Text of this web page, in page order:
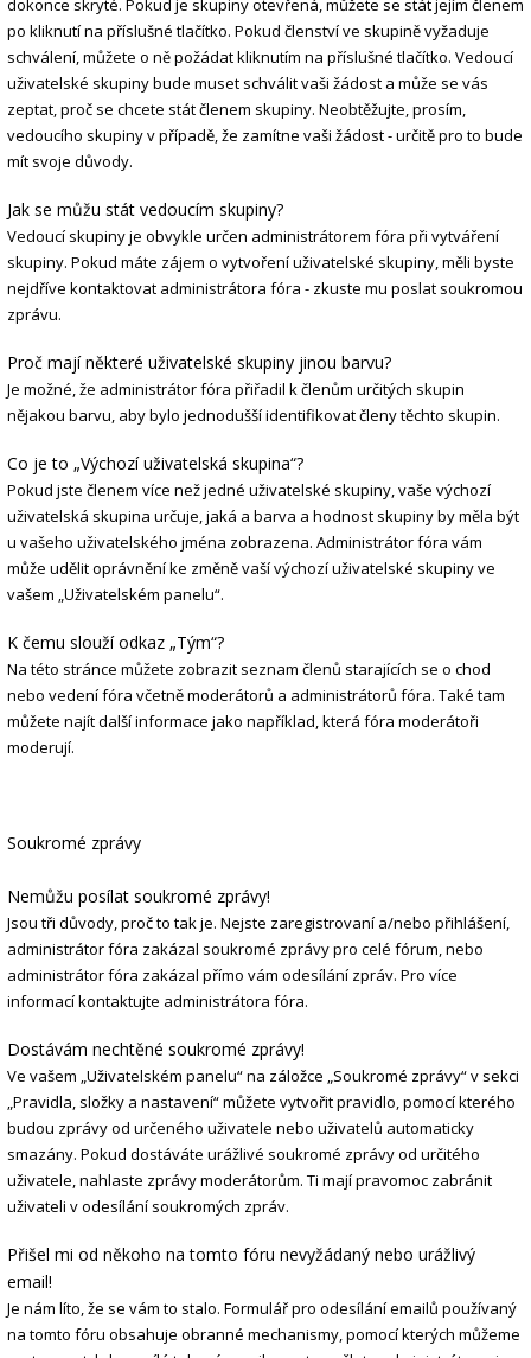
dokonce skryté. Pokud je skupiny otevřená, můžete se stát jejím členem
po kliknutí na příslušné tlačítko. Pokud členství ve skupině vyžaduje
schválení, můžete o ně požádat kliknutím na příslušné tlačítko. Vedoucí
uživatelské skupiny bude muset schválit vaši žádost a může se vás
zeptat, proč se chcete stát členem skupiny. Neobtěžujte, prosím,
vedoucího skupiny v případě, že zamítne vaši žádost - určitě pro to bude
mít svoje důvody.
Jak se můžu stát vedoucím skupiny?
Vedoucí skupiny je obvykle určen administrátorem fóra při vytváření
skupiny. Pokud máte zájem o vytvoření uživatelské skupiny, měli byste
nejdříve kontaktovat administrátora fóra - zkuste mu poslat soukromou
zprávu.
Proč mají některé uživatelské skupiny jinou barvu?
Je možné, že administrátor fóra přiřadil k členům určitých skupin
nějakou barvu, aby bylo jednodušší identifikovat členy těchto skupin.
Co je to „Výchozí uživatelská skupina“?
Pokud jste členem více než jedné uživatelské skupiny, vaše výchozí
uživatelská skupina určuje, jaká a barva a hodnost skupiny by měla být
u vašeho uživatelského jména zobrazena. Administrátor fóra vám
může udělit oprávnění ke změně vaší výchozí uživatelské skupiny ve
vašem „Uživatelském panelu“.
K čemu slouží odkaz „Tým“?
Na této stránce můžete zobrazit seznam členů starajících se o chod
nebo vedení fóra včetně moderátorů a administrátorů fóra. Také tam
můžete najít další informace jako například, která fóra moderátoři
moderují.
Soukromé zprávy
Nemůžu posílat soukromé zprávy!
Jsou tři důvody, proč to tak je. Nejste zaregistrovaní a/nebo přihlášení,
administrátor fóra zakázal soukromé zprávy pro celé fórum, nebo
administrátor fóra zakázal přímo vám odesílání zpráv. Pro více
informací kontaktujte administrátora fóra.
Dostávám nechtěné soukromé zprávy!
Ve vašem „Uživatelském panelu“ na záložce „Soukromé zprávy“ v sekci
„Pravidla, složky a nastavení“ můžete vytvořit pravidlo, pomocí kterého
budou zprávy od určeného uživatele nebo uživatelů automaticky
smazány. Pokud dostáváte urážlivé soukromé zprávy od určitého
uživatele, nahlaste zprávy moderátorům. Ti mají pravomoc zabránit
uživateli v odesílání soukromých zpráv.
Přišel mi od někoho na tomto fóru nevyžádaný nebo urážlivý
email!
Je nám líto, že se vám to stalo. Formulář pro odesílání emailů používaný
na tomto fóru obsahuje obranné mechanismy, pomocí kterých můžeme